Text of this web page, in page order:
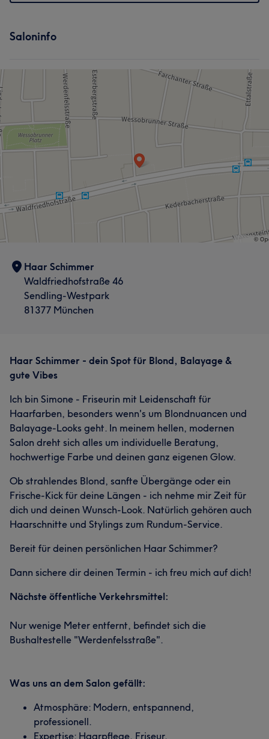
Was unsere Kunden über Simone sagen
Sympathisch
Saloninfo
Haar Schimmer
Waldfriedhofstraße 46
Sendling-Westpark
81377 München
Haar Schimmer - dein Spot für Blond, Balayage &
gute Vibes
Ich bin Simone - Friseurin mit Leidenschaft für
Haarfarben, besonders wenn's um Blondnuancen und
Balayage-Looks geht. In meinem hellen, modernen
Salon dreht sich alles um individuelle Beratung,
hochwertige Farbe und deinen ganz eigenen Glow.
Ob strahlendes Blond, sanfte Übergänge oder ein
Frische-Kick für deine Längen - ich nehme mir Zeit für
dich und deinen Wunsch-Look. Natürlich gehören auch
Haarschnitte und Stylings zum Rundum-Service.
Bereit für deinen persönlichen Haar Schimmer?
Dann sichere dir deinen Termin - ich freu mich auf dich!
Nächste öffentliche Verkehrsmittel:
Nur wenige Meter entfernt, befindet sich die
Bushaltestelle "Werdenfelsstraße".
Was uns an dem Salon gefällt:
Atmosphäre: Modern, entspannend,
professionell.
Expertise: Haarpflege, Friseur.